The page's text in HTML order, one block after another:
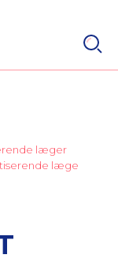
læger
læge